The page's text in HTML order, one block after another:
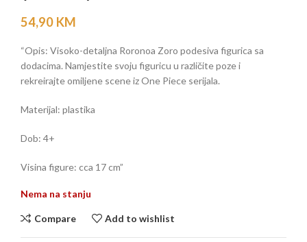
54,90 KM
“Opis: Visoko-detaljna Roronoa Zoro podesiva figurica sa
dodacima. Namjestite svoju figuricu u različite poze i
rekreirajte omiljene scene iz One Piece serijala.
Materijal: plastika
Dob: 4+
Visina figure: cca 17 cm”
Nema na stanju
Compare Add to wishlist